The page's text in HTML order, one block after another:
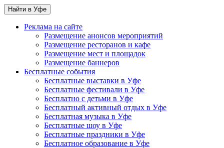
Найти в Уфе
Реклама на сайте
Размещение анонсов мероприятий
Размещение ресторанов и кафе
Размещение мест и площадок
Размещение баннеров
Бесплатные события
Бесплатные выставки в Уфе
Бесплатные фестивали в Уфе
Бесплатно с детьми в Уфе
Бесплатный активный отдых в Уфе
Бесплатная музыка в Уфе
Бесплатные шоу в Уфе
Бесплатные праздники в Уфе
Бесплатное образование в Уфе